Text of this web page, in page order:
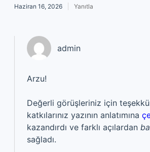
Haziran 16, 2026 Yanıtla
admin
Arzu!
Değerli görüşleriniz için
katkılarınız yazının anlatımına
kazandırdı ve farklı açılardan
sağladı.